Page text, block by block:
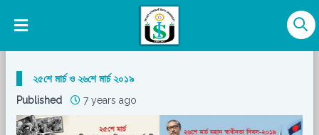
২৫শে মার্চ ও ২৬শে মার্চ ২০১৯
Published 7 years ago